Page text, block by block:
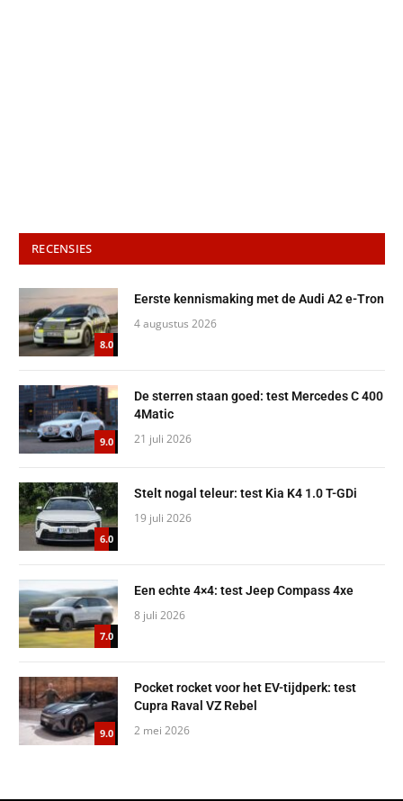
RECENSIES
8.0
Eerste kennismaking met de Audi A2 e-Tron
4 augustus 2026
9.0
De sterren staan goed: test Mercedes C 400
4Matic
21 juli 2026
6.0
Stelt nogal teleur: test Kia K4 1.0 T-GDi
19 juli 2026
7.0
Een echte 4×4: test Jeep Compass 4xe
8 juli 2026
9.0
Pocket rocket voor het EV-tijdperk: test
Cupra Raval VZ Rebel
2 mei 2026